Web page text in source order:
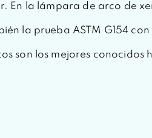
En la lámpara de arco de
la prueba ASTM G154
son los mejores conocidos